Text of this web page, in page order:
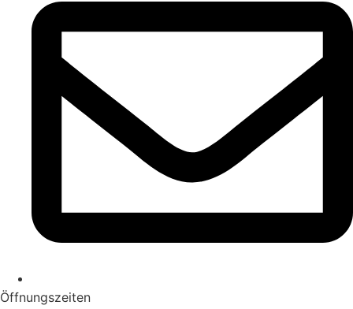
Öffnungs­zeiten